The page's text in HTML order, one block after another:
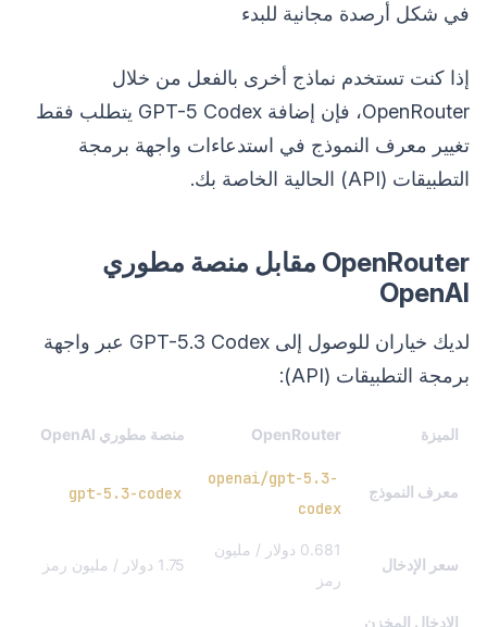
في شكل أرصدة مجانية للبدء
إذا كنت تستخدم نماذج أخرى بالفعل من خلال
OpenRouter، فإن إضافة GPT-5 Codex يتطلب فقط
تغيير معرف النموذج في استدعاءات واجهة برمجة
التطبيقات (API) الحالية الخاصة بك.
OpenRouter مقابل منصة مطوري
OpenAI
لديك خياران للوصول إلى GPT-5.3 Codex عبر واجهة
برمجة التطبيقات (API):
الميزة OpenRouter منصة مطوري OpenAI
معرف النموذج
openai/gpt-5.3-
codex
gpt-5.3-codex
سعر الإدخال
0.681 دولار / مليون
رمز
1.75 دولار / مليون رمز
الإدخال المخزن